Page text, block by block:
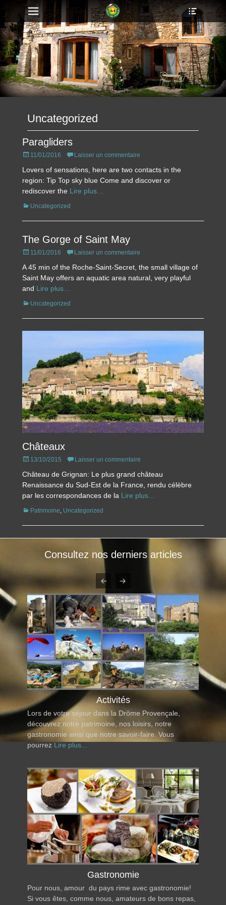
Aller
au
contenu
Menu principal
Ouvrir/
l’en-
tête
Uncategorized
Paragliders
Posted
11/01/2016 Laisser un commentaire
Lovers of sensations, here are two contacts in the
region: Tip Top sky blue Come and discover or
rediscover the Lire plus…
Catégories
Uncategorized
The Gorge of Saint May
Posted
11/01/2016 Laisser un commentaire
A 45 min of the Roche-Saint-Secret, the small village of
Saint May offers an aquatic area natural, very playful
and Lire plus…
Catégories
Uncategorized
Châteaux
Posted
13/10/2015 Laisser un commentaire
Château de Grignan: Le plus grand château
Renaissance du Sud-Est de la France, rendu célèbre
par les correspondances de la Lire plus…
Catégories
Patrimoine, Uncategorized
Consultez nos derniers articles
Activités
Lors de votre séjour dans la Drôme Provençale,
découvrez notre patrimoine, nos loisirs, notre
gastronomie ainsi que notre savoir-faire. Vous
pourrez Lire plus...
Gastronomie
Pour nous, amour du pays rime avec gastronomie!
Si vous êtes, comme nous, amateurs de bons repas,